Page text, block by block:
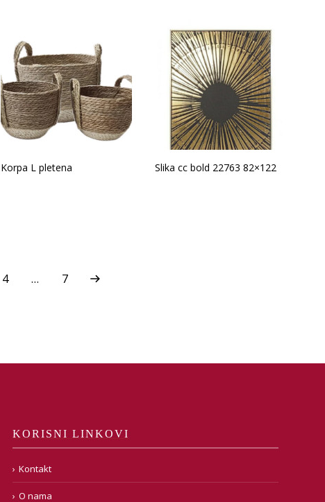
Korpa L pletena Slika cc bold 22763 82×122
4 … 7
KORISNI LINKOVI
Kontakt
O nama